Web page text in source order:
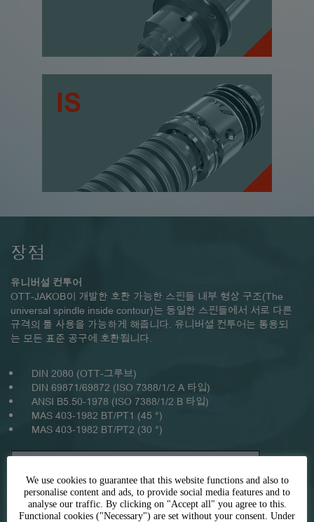
IS
장점
유니버설 컨투어
OTT-JAKOB이 개발한 호환 가능한 스핀들 내부 형상 구조(The
universal spindle inside contour)는 동일한 스핀들에서 서로 다른
규격의 툴 사용을 가능하게 해줍니다. 유니버셜 컨투어는 통용되
는 모든 표준 공구에 호환됩니다.
DIN 2080 (OTT-그루브)
DIN 69871/69872 (ISO 7388/1/2 A 타입)
ANSI B5.50-1978 (ISO 7388/1/2 B 타입)
MAS 403-1982 BT/PT1 (45 °)
MAS 403-1982 BT/PT2 (30 °)
We use cookies to guarantee that this website functions and also to
personalise content and ads, to provide social media features and to
analyse our traffic. By clicking on "Accept all" you agree to this.
Functional cookies ("Necessary") are set without your consent. Under